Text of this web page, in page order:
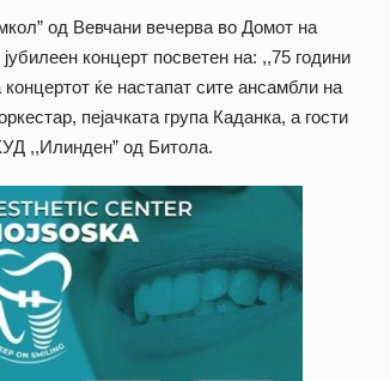
од Вевчани вечерва во Домот на
концерт посветен на: ,,75 години
ќе настапат сите ансамбли на
пејачката група Каданка, а гости
,,Илинден” од Битола.